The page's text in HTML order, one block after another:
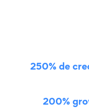
250% de
200%